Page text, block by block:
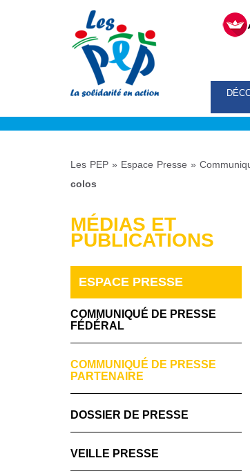
Les PEP » Espace Presse »
colos
MÉDIAS ET
PUBLICATIONS
ESPACE PRESSE
COMMUNIQUÉ DE PRESSE
FÉDÉRAL
COMMUNIQUÉ DE PRESSE
PARTENAIRE
DOSSIER DE PRESSE
VEILLE PRESSE